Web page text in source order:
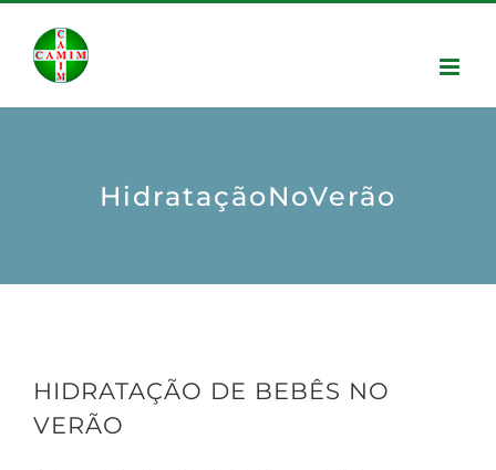
HidrataçãoNoVerão
HIDRATAÇÃO DE BEBÊS NO
VERÃO